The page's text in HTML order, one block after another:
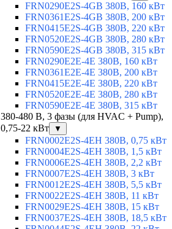
FRN0290E2S-4GB 380В, 160 кВт
FRN0361E2S-4GB 380В, 200 кВт
FRN0415E2S-4GB 380В, 220 кВт
FRN0520E2S-4GB 380В, 280 кВт
FRN0590E2S-4GB 380В, 315 кВт
FRN0290E2E-4E 380В, 160 кВт
FRN0361E2E-4E 380В, 200 кВт
FRN0415E2E-4E 380В, 220 кВт
FRN0520E2E-4E 380В, 280 кВт
FRN0590E2E-4E 380В, 315 кВт
380-480 В, 3 фазы (для HVAC + Pump),
0,75-22 кВт
▼
FRN0002E2S-4EH 380В, 0,75 кВт
FRN0004E2S-4EH 380В, 1,5 кВт
FRN0006E2S-4EH 380В, 2,2 кВт
FRN0007E2S-4EH 380В, 3 кВт
FRN0012E2S-4EH 380В, 5,5 кВт
FRN0022E2S-4EH 380В, 11 кВт
FRN0029E2S-4EH 380В, 15 кВт
FRN0037E2S-4EH 380В, 18,5 кВт